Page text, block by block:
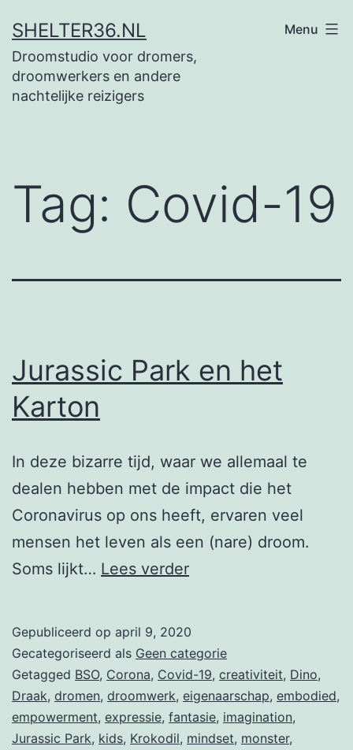
naar
de
inhoud
SHELTER36.NL
Droomstudio voor dromers,
droomwerkers en andere
nachtelijke reizigers
Menu
Tag: Covid-19
Jurassic Park en het
Karton
In deze bizarre tijd, waar we allemaal te
dealen hebben met de impact die het
Coronavirus op ons heeft, ervaren veel
mensen het leven als een (nare) droom.
Soms lijkt… Lees verderJurassic
het
Karton
Gepubliceerd op april 9, 2020
Gecategoriseerd als Geen categorie
Getagged BSO, Corona, Covid-19, creativiteit, Dino,
Draak, dromen, droomwerk, eigenaarschap, embodied,
empowerment, expressie, fantasie, imagination,
Jurassic Park, kids, Krokodil, mindset, monster,